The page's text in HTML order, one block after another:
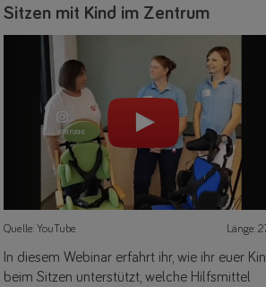
Sitzen mit Kind im Zentrum
Quelle: YouTube Länge:
In diesem Webinar erfahrt ihr, wie ihr euer
beim Sitzen unterstützt, welche Hilfsmittel